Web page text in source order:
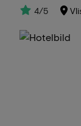
4/5